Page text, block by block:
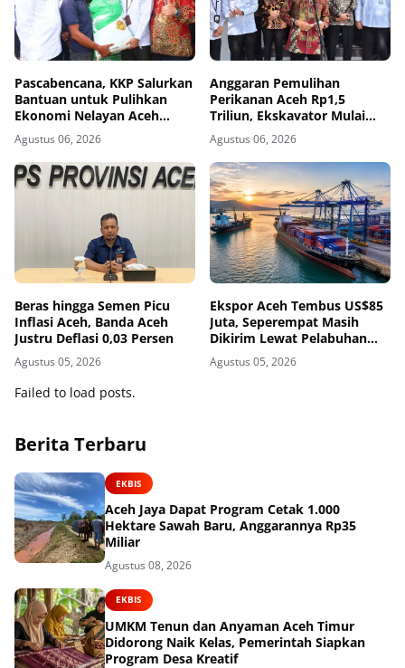
Pascabencana, KKP Salurkan
Bantuan untuk Pulihkan
Ekonomi Nelayan Aceh
Utara
Agustus 06, 2026
Anggaran Pemulihan
Perikanan Aceh Rp1,5
Triliun, Ekskavator Mulai
Dikirim ke Aceh Utara
Agustus 06, 2026
Beras hingga Semen Picu
Inflasi Aceh, Banda Aceh
Justru Deflasi 0,03 Persen
Agustus 05, 2026
Ekspor Aceh Tembus US$85
Juta, Seperempat Masih
Dikirim Lewat Pelabuhan
Luar Aceh
Agustus 05, 2026
Failed to load posts.
Berita Terbaru
EKBIS
Aceh Jaya Dapat Program Cetak 1.000
Hektare Sawah Baru, Anggarannya Rp35
Miliar
Agustus 08, 2026
EKBIS
UMKM Tenun dan Anyaman Aceh Timur
Didorong Naik Kelas, Pemerintah Siapkan
Program Desa Kreatif